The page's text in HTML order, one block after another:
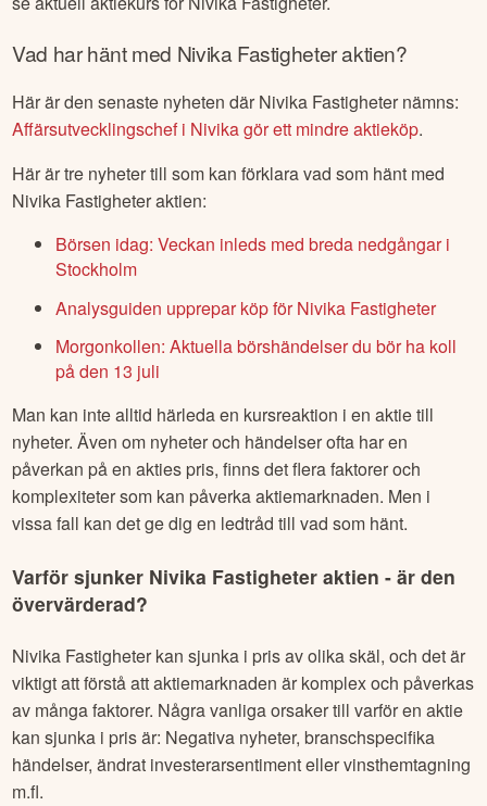
Vad har hänt med Nivika Fastigheteraktien?
Här är den senaste nyheten där Nivika Fastigheter nämns:
Affärsutvecklingschef i Nivika gör ett mindre aktieköp.
Här är tre nyheter till som kan förklara vad som hänt med
Nivika Fastigheteraktien:
Börsen idag: Veckan inleds med breda nedgångar i
Stockholm
Analysguiden upprepar köp för Nivika Fastigheter
Morgonkollen: Aktuella börshändelser du bör ha koll
på den 13 juli
Man kan inte alltid härleda en kursreaktion i en aktie till
nyheter. Även om nyheter och händelser ofta har en
påverkan på en akties pris, finns det flera faktorer och
komplexiteter som kan påverka aktiemarknaden. Men i
vissa fall kan det ge dig en ledtråd till vad som hänt.
Varför sjunker Nivika Fastigheter aktien - är den
övervärderad?
Nivika Fastigheter kan sjunka i pris av olika skäl, och det är
viktigt att förstå att aktiemarknaden är komplex och påverkas
av många faktorer. Några vanliga orsaker till varför en aktie
kan sjunka i pris är: Negativa nyheter, branschspecifika
händelser, ändrat investerarsentiment eller vinsthemtagning
m.fl.